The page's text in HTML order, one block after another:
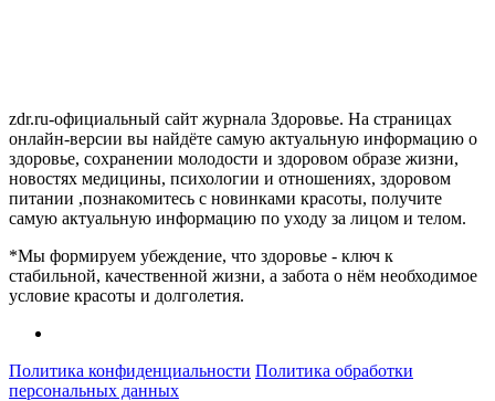
zdr.ru-официальный сайт журнала Здоровье. На страницах
онлайн-версии вы найдёте самую актуальную информацию о
здоровье, сохранении молодости и здоровом образе жизни,
новостях медицины, психологии и отношениях, здоровом
питании ,познакомитесь с новинками красоты, получите
самую актуальную информацию по уходу за лицом и телом.
*Мы формируем убеждение, что здоровье - ключ к
стабильной, качественной жизни, а забота о нём необходимое
условие красоты и долголетия.
Политика конфиденциальности Политика обработки
персональных данных